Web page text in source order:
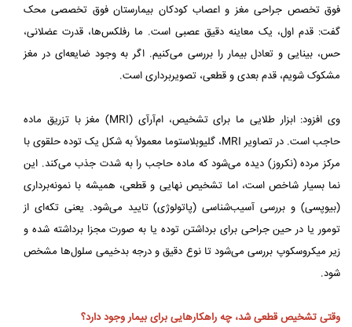
فوق تخصص جراحی مغز و اعصاب کودکان بیمارستان فوق تخصصی محک
گفت: قدم اول، یک معاینه دقیق عصبی است. ما رفلکس‌ها، قدرت عضلانی،
حس، بینایی و تعادل بیمار را بررسی می‌کنیم. اگر به وجود ضایعه‌ای در مغز
مشکوک شویم، قدم بعدی و قطعی، تصویربرداری است.
وی افزود: ابزار طلایی ما برای تشخیص، ام‌آر‌آی (MRI) مغز با تزریق ماده
حاجب است. در تصاویر MRI، گلیوبلاستوما معمولاً به شکل یک توده حلقوی با
مرکز مرده (نکروز) دیده می‌شود که ماده حاجب را به شدت جذب می‌کند. این
نما بسیار شاخص است، اما تشخیص نهایی و قطعی، همیشه با نمونه‌برداری
(بیوپسی) و بررسی آسیب‌شناسی (پاتولوژی) تایید می‌شود. یعنی تکه‌ای از
تومور یا در حین جراحی برای برداشتن توده یا به صورت مجزا برداشته شده و
زیر میکروسکوپ بررسی می‌شود تا نوع دقیق و درجه بدخیمی سلول‌ها مشخص
شود.
وقتی تشخیص قطعی شد، چه راهکارهایی برای بیمار وجود دارد؟